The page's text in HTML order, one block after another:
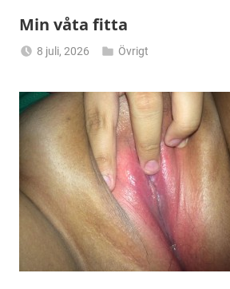
Min våta fitta
8 juli, 2026
Övrigt